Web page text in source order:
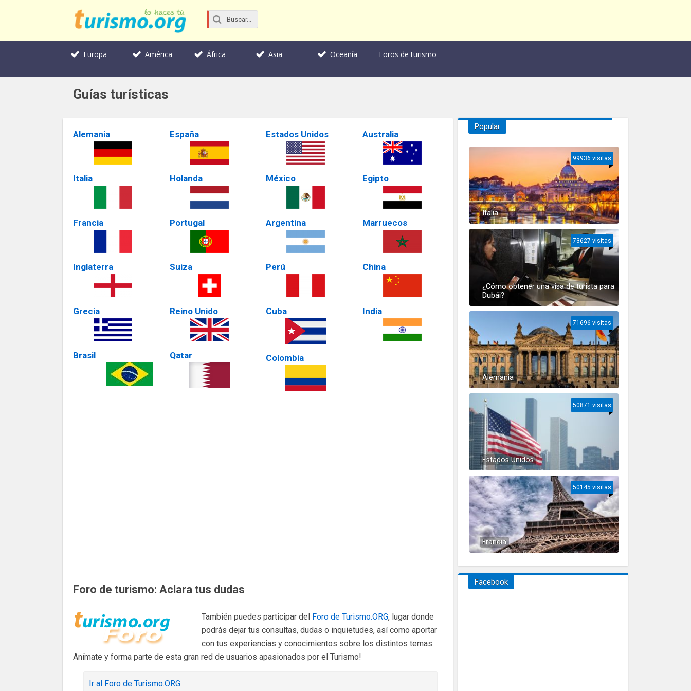
Europa América África Asia Oceanía Foros de turismo
Guías turísticas
Alemania
Italia
Francia
Inglaterra
Grecia
Brasil
España
Holanda
Portugal
Suiza
Reino Unido
Qatar
Estados Unidos
México
Argentina
Perú
Cuba
Colombia
Australia
Egipto
Marruecos
China
India
Foro de turismo: Aclara tus dudas
También puedes participar del Foro de Turismo.ORG, lugar donde
podrás dejar tus consultas, dudas o inquietudes, así como aportar
con tus experiencias y conocimientos sobre los distintos temas.
Anímate y forma parte de esta gran red de usuarios apasionados por el Turismo!
Ir al Foro de Turismo.ORG
Popular
Italia
99936 visitas
¿Cómo obtener una visa de turista para
Dubái?
73627 visitas
Alemania
71696 visitas
Estados Unidos
50871 visitas
Francia
50145 visitas
Facebook